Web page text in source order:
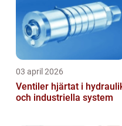
03 april 2026
Ventiler hjärtat i hydraulik
och industriella system